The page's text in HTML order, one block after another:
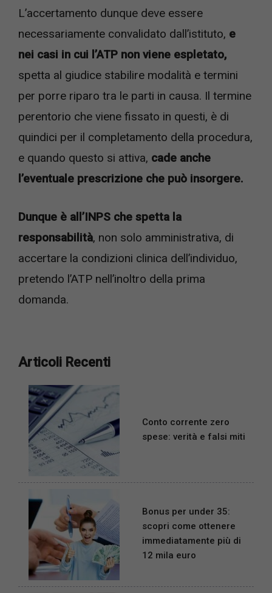
L’accertamento dunque deve essere
necessariamente convalidato dall’istituto, e
nei casi in cui l’ATP non viene espletato,
spetta al giudice stabilire modalità e termini
per porre riparo tra le parti in causa. Il termine
perentorio che viene fissato in questi, è di
quindici per il completamento della procedura,
e quando questo si attiva, cade anche
l’eventuale prescrizione che può insorgere.
Dunque è all’INPS che spetta la
responsabilità, non solo amministrativa, di
accertare la condizioni clinica dell’individuo,
pretendo l’ATP nell’inoltro della prima
domanda.
Articoli Recenti
Conto corrente zero
spese: verità e falsi miti
Bonus per under 35:
scopri come ottenere
immediatamente più di
12 mila euro